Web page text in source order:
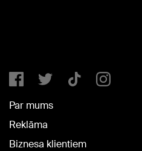
Par mums
Reklāma
Biznesa klientiem